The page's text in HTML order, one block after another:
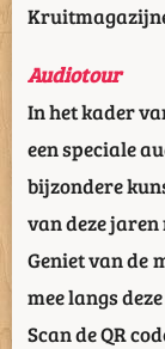
Audiotour
In het kader
een speciale
bijzondere
van deze
Geniet van de
mee langs
Scan de QR